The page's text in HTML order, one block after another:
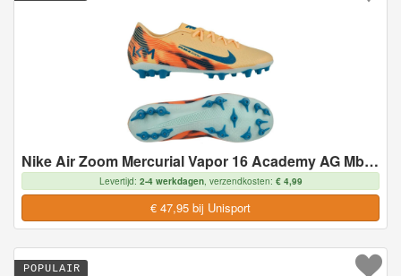
Nike Air Zoom Mercurial Vapor 16 Academy AG Mbappé Personal Edition - Oranje/Neo-turkoois/Groen - Kunstgras (AG), maat 43
Levertijd: 2-4 werkdagen, verzendkosten: € 4,99
€ 47,95 bij Unisport
POPULAIR